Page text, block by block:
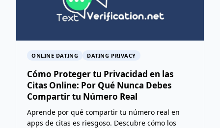
ONLINE DATING DATING PRIVACY
Cómo Proteger tu Privacidad en las
Citas Online: Por Qué Nunca Debes
Compartir tu Número Real
Aprende por qué compartir tu número real en
apps de citas es riesgoso. Descubre cómo los